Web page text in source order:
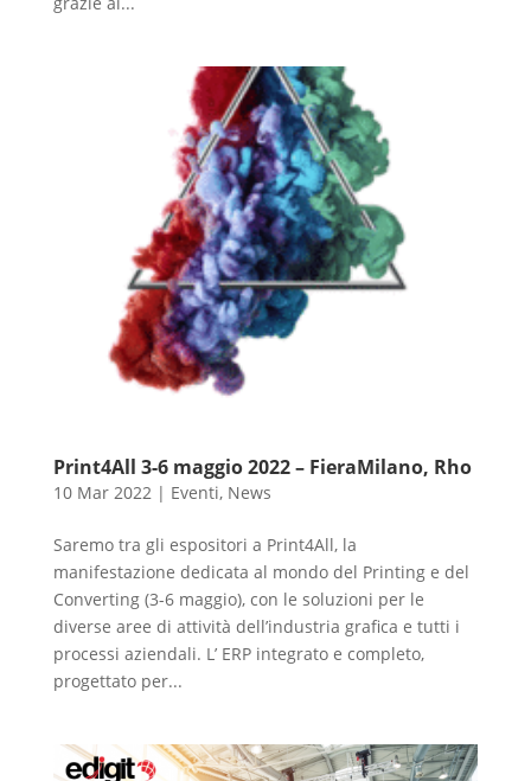
Print4All 3-6 maggio 2022 – FieraMilano, Rho
10 Mar 2022| Eventi, News
Saremo tra gli espositori a Print4All, la
manifestazione dedicata al mondo del Printing e del
Converting (3-6 maggio), con le soluzioni per le
diverse aree di attività dell’industria grafica e tutti i
processi aziendali. L’ ERP integrato e completo,
progettato per...